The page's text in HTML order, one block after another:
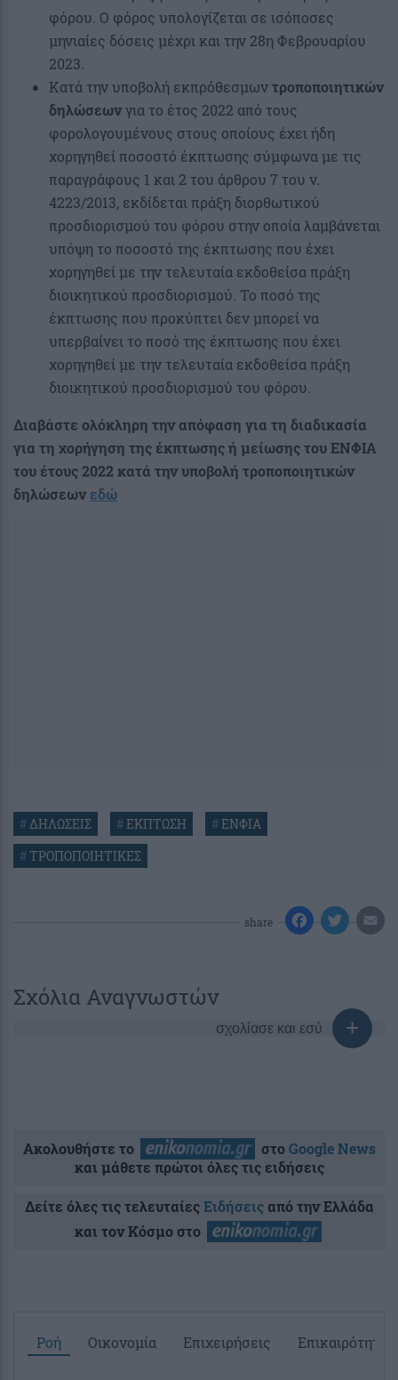
φόρου. Ο φόρος υπολογίζεται σε ισόποσες
μηνιαίες δόσεις μέχρι και την 28η Φεβρουαρίου
2023.
Κατά την υποβολή εκπρόθεσμωντροποποιητικών
δηλώσεωνγια το έτος 2022 από τους
φορολογουμένους στους οποίους έχει ήδη
χορηγηθεί ποσοστό έκπτωσης σύμφωνα με τις
παραγράφους 1 και 2 του άρθρου 7 του ν.
4223/2013, εκδίδεται πράξη διορθωτικού
προσδιορισμού του φόρου στην οποία λαμβάνεται
υπόψη το ποσοστό της έκπτωσης που έχει
χορηγηθεί με την τελευταία εκδοθείσα πράξη
διοικητικού προσδιορισμού. Το ποσό της
έκπτωσης που προκύπτει δεν μπορεί να
υπερβαίνει το ποσό της έκπτωσης που έχει
χορηγηθεί με την τελευταία εκδοθείσα πράξη
διοικητικού προσδιορισμού του φόρου.
Διαβάστε ολόκληρη την απόφαση για τη διαδικασία
για τη χορήγηση της έκπτωσης ή μείωσης του ΕΝΦΙΑ
του έτους 2022 κατά την υποβολή τροποποιητικών
δηλώσεωνεδώ
# ΔΗΛΩΣΕΙΣ #ΕΚΠΤΩΣΗ #ΕΝΦΙΑ
# ΤΡΟΠΟΠΟΙΗΤΙΚΕΣ
share
Σχόλια Αναγνωστών
σχολίασε και εσύ
Ακολουθήστε το στοGoogle News
και μάθετε πρώτοι όλες τις ειδήσεις
Δείτε όλες τις τελευταίεςΕιδήσειςαπό την Ελλάδα
και τον Κόσμο στο
Ροή Οικονομία Επιχειρήσεις Επικαιρότητα